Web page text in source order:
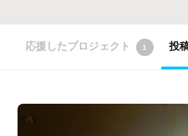
応援したプロジェクト 1 投